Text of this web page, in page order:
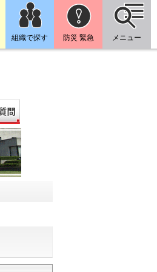
組織で探す 防災 緊急 メニュー